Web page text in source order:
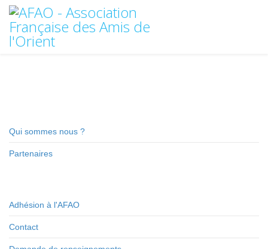
Qui sommes nous ?
Partenaires
Adhésion à l'AFAO
Contact